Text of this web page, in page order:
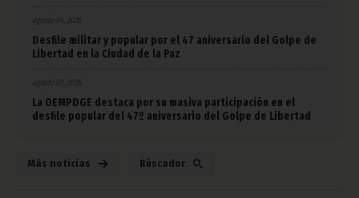
agosto 04, 2026
Desfile militar y popular por el 47 aniversario del Golpe de
Libertad en la Ciudad de la Paz
La OEMPDGE destaca por su masiva participación en el
desfile popular del 47º aniversario del Golpe de Libertad
Más noticias Búscador